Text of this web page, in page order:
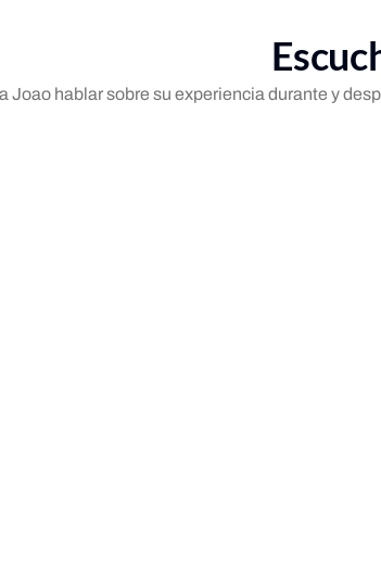
Joao hablar sobre su experiencia durante y